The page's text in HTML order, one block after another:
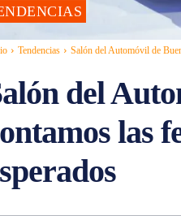
Tendencias Salón del Automóvil de
del
las